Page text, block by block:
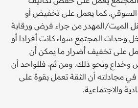
السوقي. كما يعمل على تخفيض أو
الميت/المهدر من جراء فرض ورقابة
وحدات المجتمع سواء كانت أفرادا أو
على تخفيف أضرار ما يمكن أن
ونحو ذلك. ومن ثم، فللواحد أن
مجادلته أن الثقة تعمل بقوة على
والاجتماعية.